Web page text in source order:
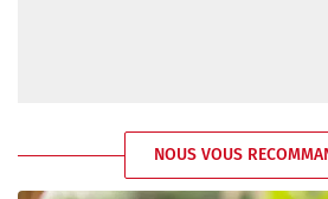
NOUS VOUS